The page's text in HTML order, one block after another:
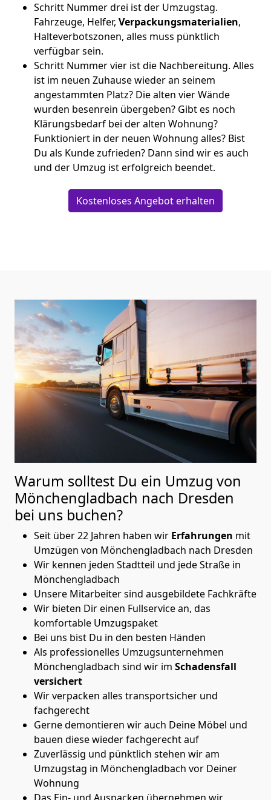
Schritt Nummer drei ist der Umzugstag.
Fahrzeuge, Helfer, Verpackungsmaterialien,
Halteverbotszonen, alles muss pünktlich
verfügbar sein.
Schritt Nummer vier ist die Nachbereitung. Alles
ist im neuen Zuhause wieder an seinem
angestammten Platz? Die alten vier Wände
wurden besenrein übergeben? Gibt es noch
Klärungsbedarf bei der alten Wohnung?
Funktioniert in der neuen Wohnung alles? Bist
Du als Kunde zufrieden? Dann sind wir es auch
und der Umzug ist erfolgreich beendet.
Kostenloses Angebot erhalten
Warum solltest Du ein Umzug von
Mönchen­gladbach nach Dresden
bei uns buchen?
Seit über 22 Jahren haben wir Erfahrungen mit
Umzügen von Mönchen­gladbach nach Dresden
Wir kennen jeden Stadtteil und jede Straße in
Mönchen­gladbach
Unsere Mitarbeiter sind ausgebildete Fachkräfte
Wir bieten Dir einen Fullservice an, das
komfortable Umzugspaket
Bei uns bist Du in den besten Händen
Als professionelles Umzugsunternehmen
Mönchen­gladbach sind wir im Schadensfall
versichert
Wir verpacken alles transportsicher und
fachgerecht
Gerne demontieren wir auch Deine Möbel und
bauen diese wieder fachgerecht auf
Zuverlässig und pünktlich stehen wir am
Umzugstag in Mönchen­gladbach vor Deiner
Wohnung